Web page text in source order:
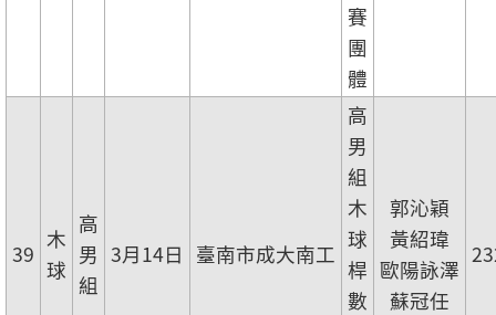
賽
團
體
39
木
球
高
男
組
3月14日 臺南市成大南工
高
男
組
木
球
桿
數
郭沁穎
黃紹瑋
歐陽詠澤
蘇冠任